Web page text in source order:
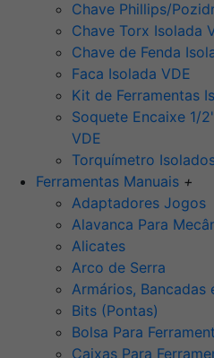
Chave Phillips/
Chave Torx Isolada
Chave de Fenda
Faca Isolada VDE
Kit de Ferramentas
Soquete Encaixe 1/
VDE
Torquímetro
Ferramentas Manuais +
Adaptadores Jogos
Alavanca Para
Alicates
Arco de Serra
Armários, Bancadas
Bits (Pontas)
Bolsa Para
Caixas Para